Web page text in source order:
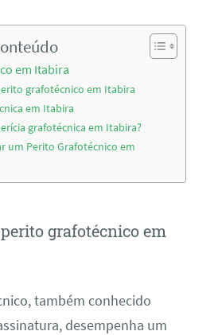
em Itabira
grafotécnico em Itabira
em Itabira
grafotécnica em Itabira?
um Perito Grafotécnico em
grafotécnico em
também conhecido
desempenha um